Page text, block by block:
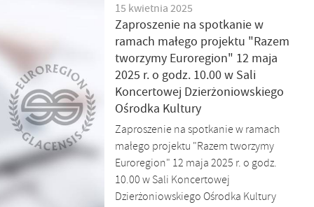
15 kwietnia 2025
Zaproszenie na spotkanie w
ramach małego projektu "Razem
tworzymy Euroregion" 12 maja
2025 r. o godz. 10.00 w Sali
Koncertowej Dzierżoniowskiego
Ośrodka Kultury
Zaproszenie na spotkanie w ramach
małego projektu "Razem tworzymy
Euroregion" 12 maja 2025 r. o godz.
10.00 w Sali Koncertowej
Dzierżoniowskiego Ośrodka Kultury